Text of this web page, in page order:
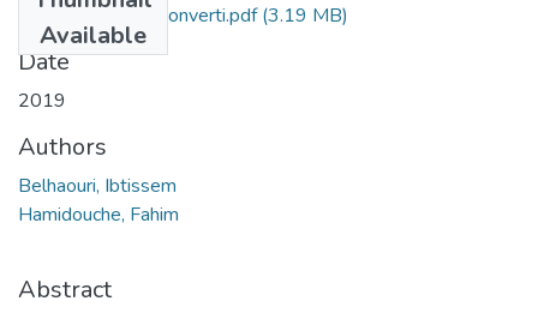
Available
PFE (2) WORD-converti.pdf(3.19 MB)
Date
2019
Authors
Belhaouri, Ibtissem
Hamidouche, Fahim
Abstract